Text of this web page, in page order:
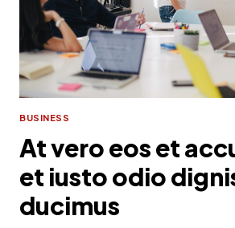
BUSINESS
At vero eos et
et iusto odio
ducimus